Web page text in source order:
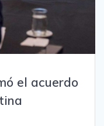
el acuerdo